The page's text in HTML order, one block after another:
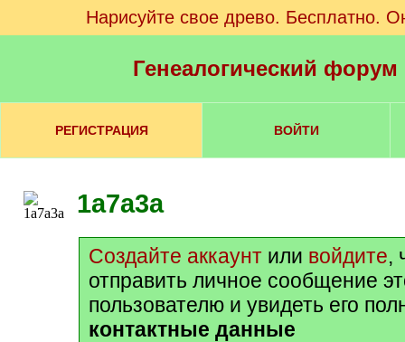
Нарисуйте свое древо. Бесплатно.
Генеалогический
РЕГИСТРАЦИЯ ВОЙТИ
1a7a3a
Создайте аккаунт или войдите,
отправить личное сообщение
пользователю и увидеть его
контактные данные